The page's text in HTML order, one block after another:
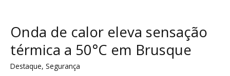
Onda de calor eleva sensação
térmica a 50°C em Brusque
Destaque, Segurança
calor
eleva
sensação
térmica